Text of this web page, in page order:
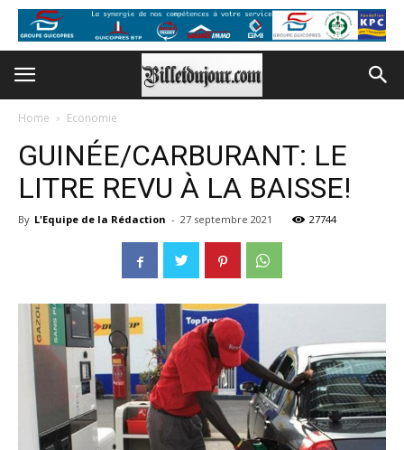
Home Economie
GUINÉE/CARBURANT: LE
LITRE REVU À LA BAISSE!
By L'Equipe de la Rédaction - 27 septembre 2021 27744